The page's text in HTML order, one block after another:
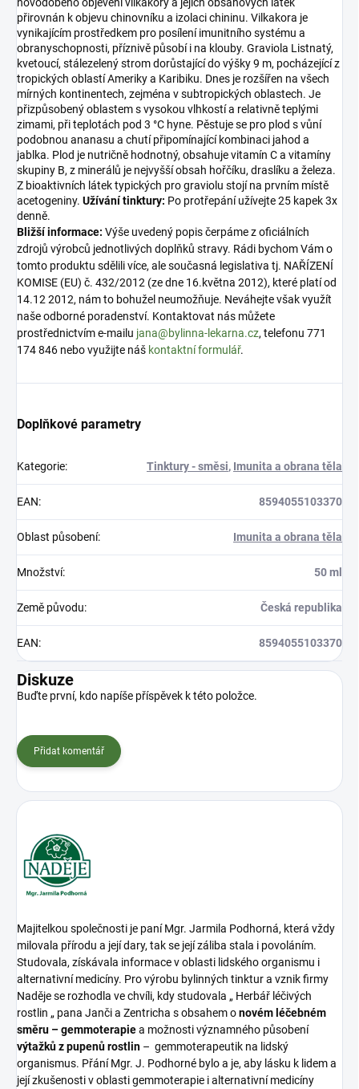
přirovnán k objevu chinovníku a izolaci chininu. Vilkakora je
vynikajícím prostředkem pro posílení imunitního systému a
obranyschopnosti, příznivě působí i na klouby. Graviola Listnatý,
kvetoucí, stálezelený strom dorůstající do výšky 9 m, pocházející z
tropických oblastí Ameriky a Karibiku. Dnes je rozšířen na všech
mírných kontinentech, zejména v subtropických oblastech. Je
přizpůsobený oblastem s vysokou vlhkostí a relativně teplými
zimami, při teplotách pod 3 °C hyne. Pěstuje se pro plod s vůní
podobnou ananasu a chutí připomínající kombinaci jahod a
jablka. Plod je nutričně hodnotný, obsahuje vitamín C a vitamíny
skupiny B, z minerálů je nejvyšší obsah hořčíku, draslíku a železa.
Z bioaktivních látek typických pro graviolu stojí na prvním místě
acetogeniny. Užívání tinktury: Po protřepání užívejte 25 kapek 3x
denně.
Bližší informace: Výše uvedený popis čerpáme z oficiálních
zdrojů výrobců jednotlivých doplňků stravy. Rádi bychom Vám o
tomto produktu sdělili více, ale současná legislativa tj. NAŘÍZENÍ
KOMISE (EU) č. 432/2012 (ze dne 16.května 2012), které platí od
14.12 2012, nám to bohužel neumožňuje. Neváhejte však využít
naše odborné poradenství. Kontaktovat nás můžete
prostřednictvím e-mailu jana@bylinna-lekarna.cz, telefonu 771
174 846 nebo využijte náš kontaktní formulář.
Doplňkové parametry
Kategorie: Tinktury - směsi, Imunita a obrana těla
EAN: 8594055103370
Oblast působení: Imunita a obrana těla
Množství: 50 ml
Země původu: Česká republika
EAN: 8594055103370
Diskuze
Buďte první, kdo napíše příspěvek k této položce.
Přidat komentář
Majitelkou společnosti je paní Mgr. Jarmila Podhorná, která vždy
milovala přírodu a její dary, tak se její záliba stala i povoláním.
Studovala, získávala informace v oblasti lidského organismu i
alternativní medicíny. Pro výrobu bylinných tinktur a vznik firmy
Naděje se rozhodla ve chvíli, kdy studovala „ Herbář léčivých
rostlin „ pana Janči a Zentricha s obsahem onovém léčebném
směru – gemmoterapiea možnosti významného působení
výtažků z pupenů rostlin – gemmoterapeutik na lidský
organismus. Přání Mgr. J. Podhorné bylo a je, aby lásku k lidem a
její zkušenosti v oblasti gemmoterapie i alternativní medicíny